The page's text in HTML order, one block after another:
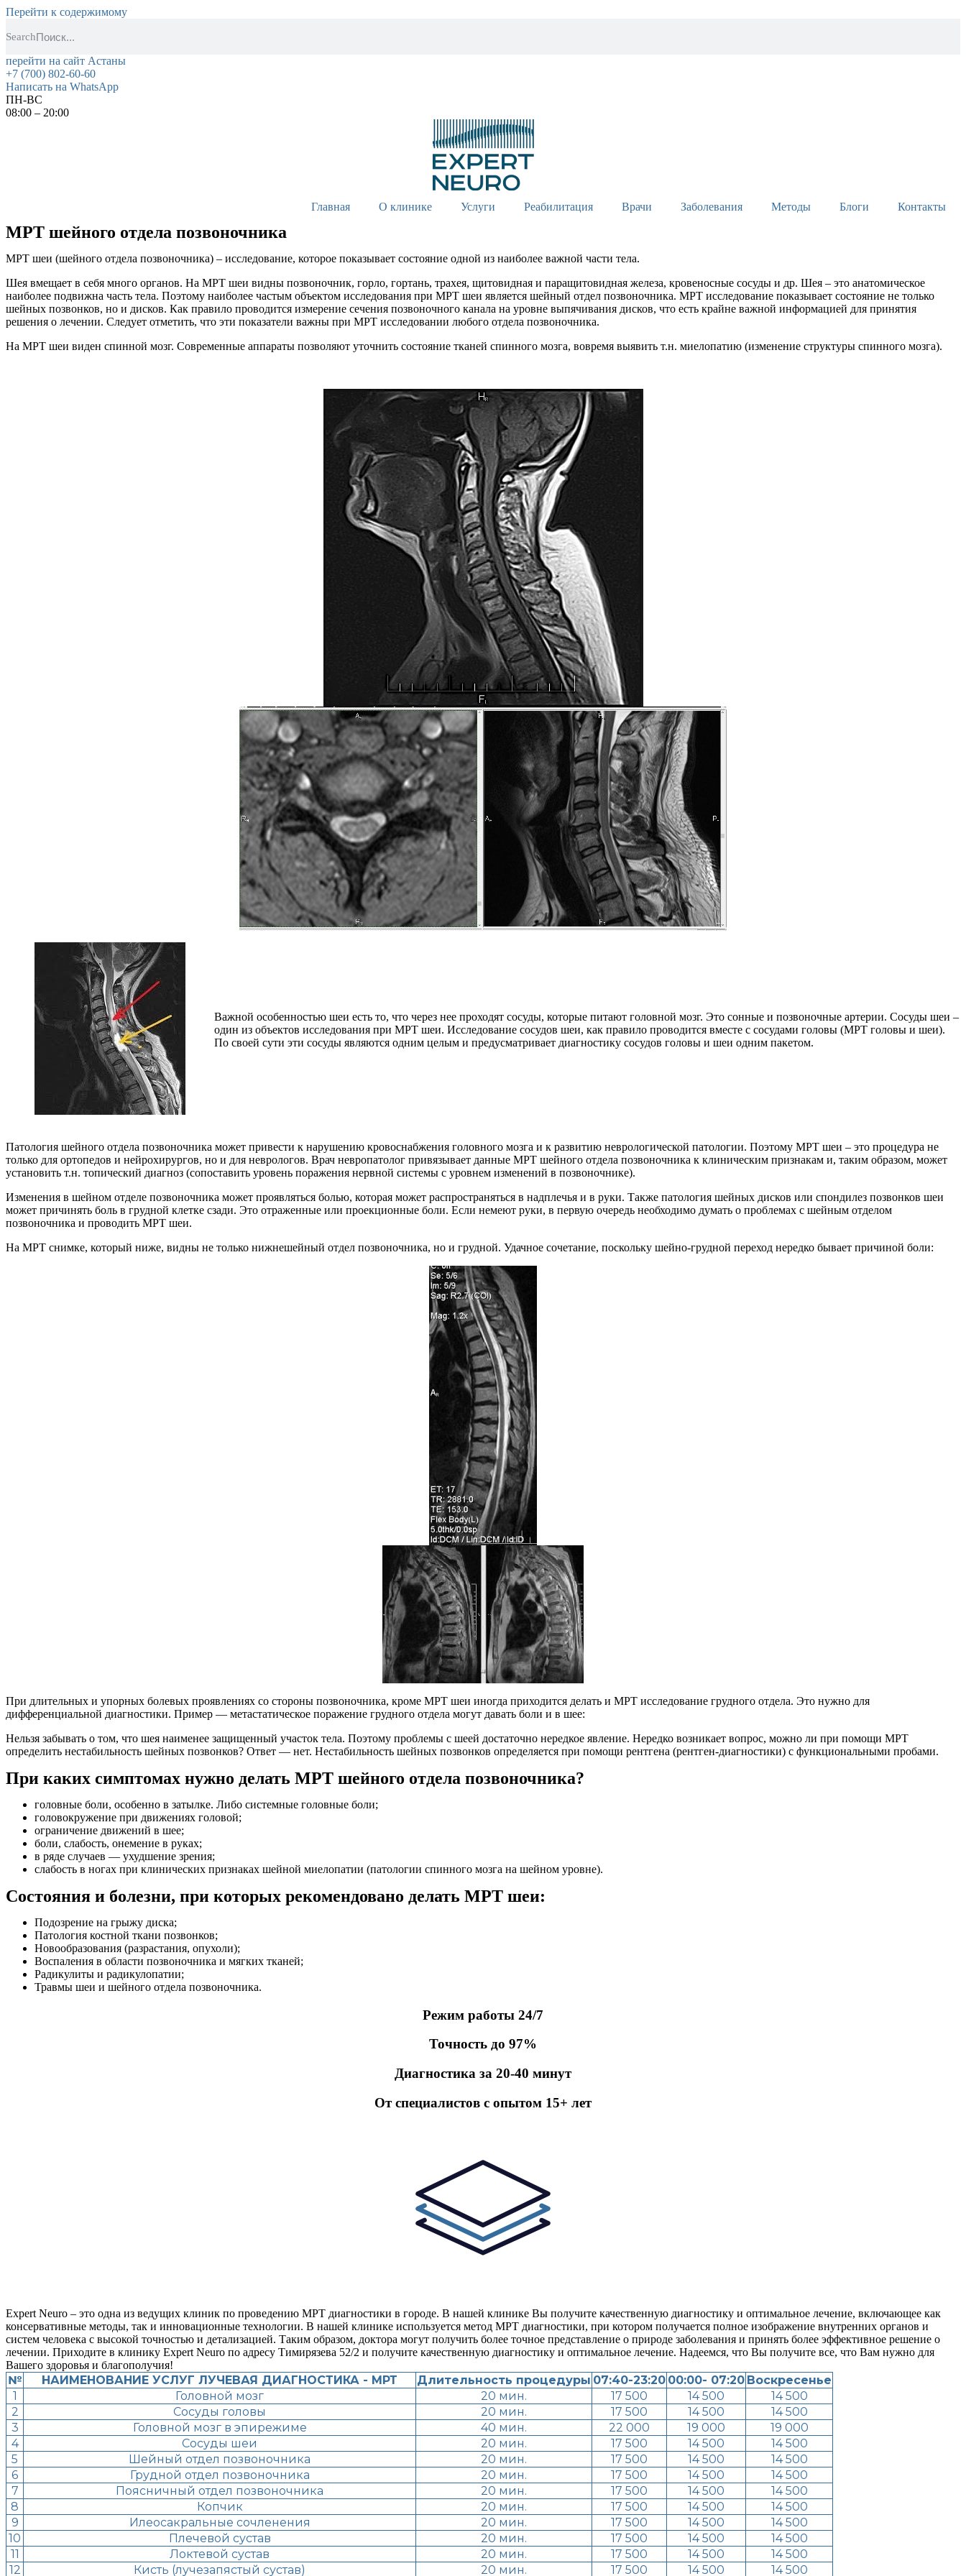
Перейти к содержимому
Search
перейти на сайт Астаны
+7 (700) 802-60-60
Написать на WhatsApp
ПН-ВС
08:00 – 20:00
Главная О клинике Услуги Реабилитация Врачи Заболевания Методы Блоги Контакты
МРТ шейного отдела позвоночника
МРТ шеи (шейного отдела позвоночника) – исследование, которое показывает состояние одной из наиболее важной части тела.
Шея вмещает в себя много органов. На МРТ шеи видны позвоночник, горло, гортань, трахея, щитовидная и паращитовидная железа, кровеносные сосуды и др. Шея – это анатомическое
наиболее подвижна часть тела. Поэтому наиболее частым объектом исследования при МРТ шеи является шейный отдел позвоночника. МРТ исследование показывает состояние не только
шейных позвонков, но и дисков. Как правило проводится измерение сечения позвоночного канала на уровне выпячивания дисков, что есть крайне важной информацией для принятия
решения о лечении. Следует отметить, что эти показатели важны при МРТ исследовании любого отдела позвоночника.
На МРТ шеи виден спинной мозг. Современные аппараты позволяют уточнить состояние тканей спинного мозга, вовремя выявить т.н. миелопатию (изменение структуры спинного мозга).
Важной особенностью шеи есть то, что через нее проходят сосуды, которые питают головной мозг. Это сонные и позвоночные артерии. Сосуды шеи –
один из объектов исследования при МРТ шеи. Исследование сосудов шеи, как правило проводится вместе с сосудами головы (МРТ головы и шеи).
По своей сути эти сосуды являются одним целым и предусматривает диагностику сосудов головы и шеи одним пакетом.
Патология шейного отдела позвоночника может привести к нарушению кровоснабжения головного мозга и к развитию неврологической патологии. Поэтому МРТ шеи – это процедура не
только для ортопедов и нейрохирургов, но и для неврологов. Врач невропатолог привязывает данные МРТ шейного отдела позвоночника к клиническим признакам и, таким образом, может
установить т.н. топический диагноз (сопоставить уровень поражения нервной системы с уровнем изменений в позвоночнике).
Изменения в шейном отделе позвоночника может проявляться болью, которая может распространяться в надплечья и в руки. Также патология шейных дисков или спондилез позвонков шеи
может причинять боль в грудной клетке сзади. Это отраженные или проекционные боли. Если немеют руки, в первую очередь необходимо думать о проблемах с шейным отделом
позвоночника и проводить МРТ шеи.
На МРТ снимке, который ниже, видны не только нижнешейный отдел позвоночника, но и грудной. Удачное сочетание, поскольку шейно-грудной переход нередко бывает причиной боли:
При длительных и упорных болевых проявлениях со стороны позвоночника, кроме МРТ шеи иногда приходится делать и МРТ исследование грудного отдела. Это нужно для
дифференциальной диагностики. Пример — метастатическое поражение грудного отдела могут давать боли и в шее:
Нельзя забывать о том, что шея наименее защищенный участок тела. Поэтому проблемы с шеей достаточно нередкое явление. Нередко возникает вопрос, можно ли при помощи МРТ
определить нестабильность шейных позвонков? Ответ — нет. Нестабильность шейных позвонков определяется при помощи рентгена (рентген-диагностики) с функциональными пробами.
При каких симптомах нужно делать МРТ шейного отдела позвоночника?
головные боли, особенно в затылке. Либо системные головные боли;
головокружение при движениях головой;
ограничение движений в шее;
боли, слабость, онемение в руках;
в ряде случаев — ухудшение зрения;
слабость в ногах при клинических признаках шейной миелопатии (патологии спинного мозга на шейном уровне).
Состояния и болезни, при которых рекомендовано делать МРТ шеи:
Подозрение на грыжу диска;
Патология костной ткани позвонков;
Новообразования (разрастания, опухоли);
Воспаления в области позвоночника и мягких тканей;
Радикулиты и радикулопатии;
Травмы шеи и шейного отдела позвоночника.
Режим работы 24/7
Точность до 97%
Диагностика за 20-40 минут
От специалистов c опытом 15+ лет
Expert Neuro – это одна из ведущих клиник по проведению МРТ диагностики в городе. В нашей клинике Вы получите качественную диагностику и оптимальное лечение, включающее как
консервативные методы, так и инновационные технологии. В нашей клинике используется метод МРТ диагностики, при котором получается полное изображение внутренних органов и
систем человека с высокой точностью и детализацией. Таким образом, доктора могут получить более точное представление о природе заболевания и принять более эффективное решение о
лечении. Приходите в клинику Expert Neuro по адресу Тимирязева 52/2 и получите качественную диагностику и оптимальное лечение. Надеемся, что Вы получите все, что Вам нужно для
Вашего здоровья и благополучия!
№ НАИМЕНОВАНИЕ УСЛУГ ЛУЧЕВАЯ ДИАГНОСТИКА - МРТ Длительность процедуры 07:40-23:20 00:00- 07:20 Воскресенье
1
Головной мозг 20 мин. 17 500 14 500
14 500
2
Сосуды головы 20 мин. 17 500 14 500
14 500
3
Головной мозг в эпирежиме 40 мин. 22 000 19 000
19 000
4
Сосуды шеи 20 мин. 17 500 14 500
14 500
5
Шейный отдел позвоночника 20 мин. 17 500 14 500
14 500
6
Грудной отдел позвоночника 20 мин. 17 500 14 500
14 500
7
Поясничный отдел позвоночника 20 мин. 17 500 14 500
14 500
8
Копчик 20 мин. 17 500 14 500
14 500
9
Илеосакральные сочленения 20 мин. 17 500 14 500
14 500
10
Плечевой сустав 20 мин. 17 500 14 500
14 500
11
Локтевой сустав 20 мин. 17 500 14 500
14 500
12
Кисть (лучезапястый сустав) 20 мин. 17 500 14 500 14 500